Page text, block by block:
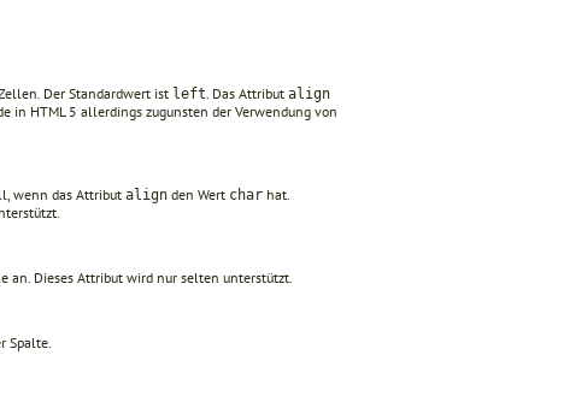
Der Standardwert ist left . Das Attribut align
HTML 5 allerdings zugunsten der Verwendung von
wenn das Attribut align den Wert char hat.
an. Dieses Attribut wird nur selten unterstützt.
Spalte.